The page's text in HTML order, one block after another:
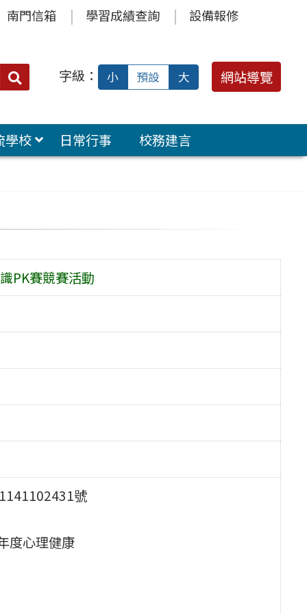
南門信箱 學習成績查詢 設備報修
搜
字級： 小 預設 大 網站導覽
學校 日常行事
校務建言
PK賽競賽活動
號
度心理健康